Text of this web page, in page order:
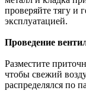
проверяйте тягу и
эксплуатацией.
Проведение
Разместите
чтобы свежий
распределялся по